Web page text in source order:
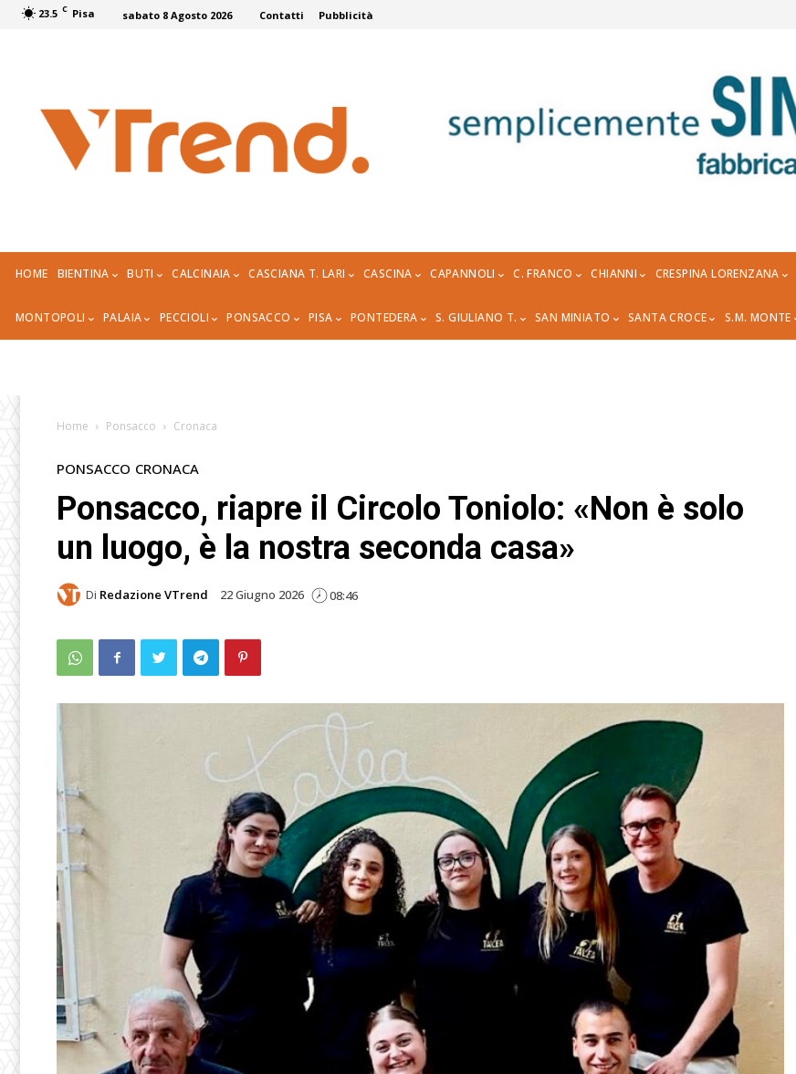
23.5 C Pisa sabato 8 Agosto 2026 Contatti Pubblicità
HOME BIENTINA BUTI CALCINAIA CASCIANA T. LARI CASCINA CAPANNOLI C. FRANCO CHIANNI CRESPINA LORENZANA
MONTOPOLI PALAIA PECCIOLI PONSACCO PISA PONTEDERA S. GIULIANO T. SAN MINIATO SANTA CROCE S.M. MONTE
Home Ponsacco Cronaca
PONSACCO CRONACA
Ponsacco, riapre il Circolo Toniolo: «Non è solo
un luogo, è la nostra seconda casa»
Di Redazione VTrend 22 Giugno 2026 08:46